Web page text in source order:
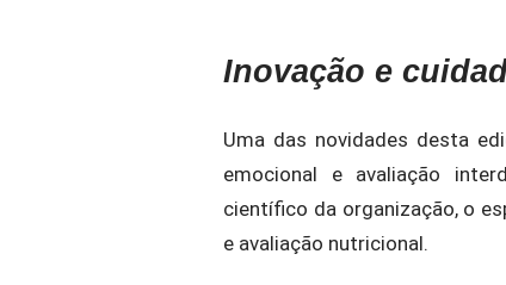
Inovação e
Uma das novidades desta
emocional e avaliação
científico da organização, o
e avaliação nutricional.